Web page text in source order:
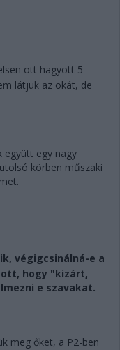
ott hagyott 5
látjuk az okát, de
együtt egy nagy
körben műszaki
végigcsinálná-e a
hogy "kizárt,
e szavakat.
meg őket, a P2-ben